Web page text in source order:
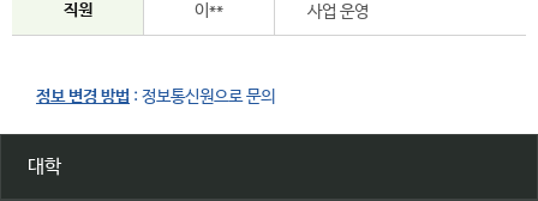
직원 이** 사업 운영
정보 변경 방법 : 정보통신원으로 문의
대학